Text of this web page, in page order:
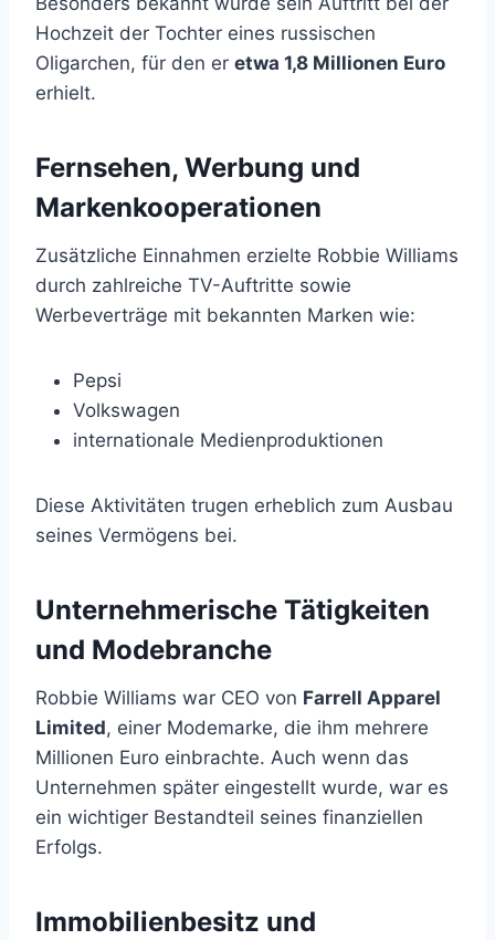
Hochzeit der Tochter eines russischen
Oligarchen, für den er etwa 1,8 Millionen Euro
erhielt.
Fernsehen, Werbung und
Markenkooperationen
Zusätzliche Einnahmen erzielte Robbie Williams
durch zahlreiche TV-Auftritte sowie
Werbeverträge mit bekannten Marken wie:
Pepsi
Volkswagen
internationale Medienproduktionen
Diese Aktivitäten trugen erheblich zum Ausbau
seines Vermögens bei.
Unternehmerische Tätigkeiten
und Modebranche
Robbie Williams war CEO von Farrell Apparel
Limited, einer Modemarke, die ihm mehrere
Millionen Euro einbrachte. Auch wenn das
Unternehmen später eingestellt wurde, war es
ein wichtiger Bestandteil seines finanziellen
Erfolgs.
Immobilienbesitz und